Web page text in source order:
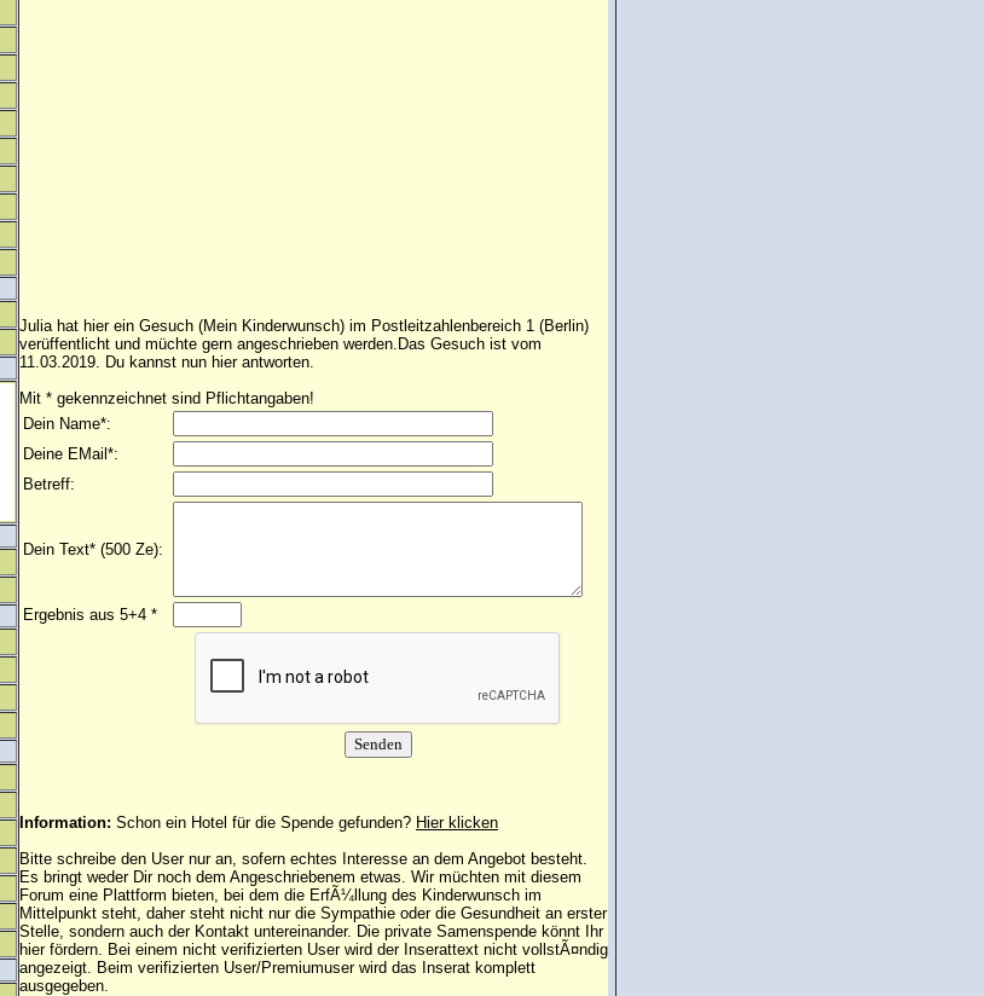
Julia hat hier ein Gesuch (Mein Kinderwunsch) im Postleitzahlenbereich 1 (Berlin)
verüffentlicht und müchte gern angeschrieben werden.Das Gesuch ist vom
11.03.2019. Du kannst nun hier antworten.
Mit * gekennzeichnet sind Pflichtangaben!
Dein Name*:
Deine EMail*:
Betreff:
Dein Text* (500 Ze):
Ergebnis aus 5+4 *
Information: Schon ein Hotel für die Spende gefunden? Hier klicken
Bitte schreibe den User nur an, sofern echtes Interesse an dem Angebot besteht.
Es bringt weder Dir noch dem Angeschriebenem etwas. Wir müchten mit diesem
Forum eine Plattform bieten, bei dem die ErfÃ¼llung des Kinderwunsch im
Mittelpunkt steht, daher steht nicht nur die Sympathie oder die Gesundheit an erster
Stelle, sondern auch der Kontakt untereinander. Die private Samenspende könnt Ihr
hier fördern. Bei einem nicht verifizierten User wird der Inserattext nicht vollstÃ¤ndig
angezeigt. Beim verifizierten User/Premiumuserwird das Inserat komplett
ausgegeben.